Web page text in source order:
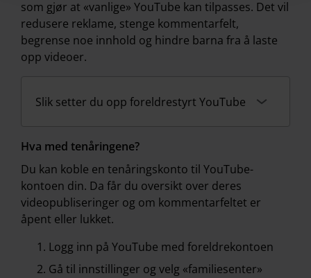
som gjør at «vanlige» YouTube kan tilpasses. Det vil
redusere reklame, stenge kommentarfelt,
begrense noe innhold og hindre barna fra å laste
opp videoer.
Slik setter du opp foreldrestyrt YouTube
Hva med tenåringene?
Du kan koble en tenåringskonto til YouTube-
kontoen din. Da får du oversikt over deres
videopubliseringer og om kommentarfeltet er
åpent eller lukket.
Logg inn på YouTube med foreldrekontoen
Gå til innstillinger og velg «familiesenter»